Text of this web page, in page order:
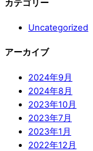
カテゴリー
Uncategorized
アーカイブ
2024年9月
2024年8月
2023年10月
2023年7月
2023年1月
2022年12月